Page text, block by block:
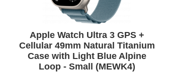
Apple Watch Ultra 3 GPS +
Cellular 49mm Natural Titanium
Case with Light Blue Alpine
Loop - Small (MEWK4)